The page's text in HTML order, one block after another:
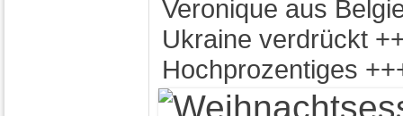
Veronique aus
Ukraine verdrückt
Hochprozentiges